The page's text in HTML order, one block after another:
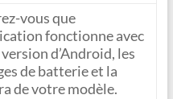
vous que
fonctionne avec
d’Android, les
de batterie et la
de votre modèle.